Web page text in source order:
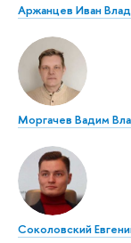
Аржанцев Иван
Моргачев Вадим
Соколовский